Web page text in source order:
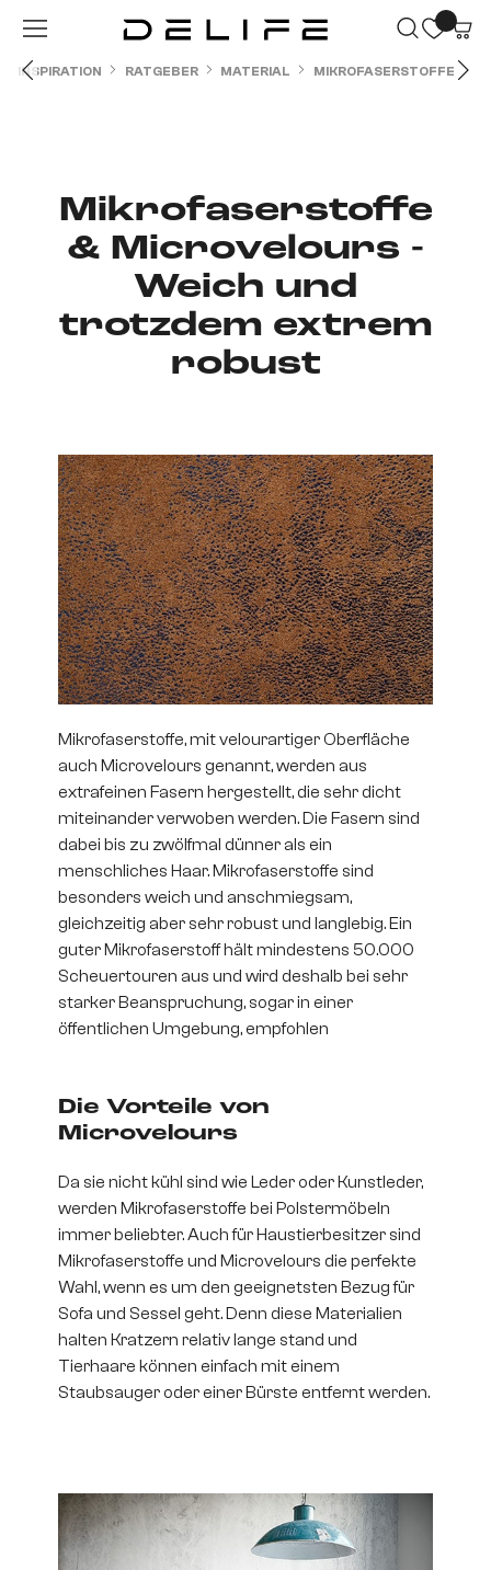
Zum Hauptinhalt springen
INSPIRATION RATGEBER MATERIAL MIKROFASERSTOFFE
Mikrofaserstoffe
& Microvelours -
Weich und
trotzdem extrem
robust
Mikrofaserstoffe, mit velourartiger Oberfläche
auch Microvelours genannt, werden aus
extrafeinen Fasern hergestellt, die sehr dicht
miteinander verwoben werden. Die Fasern sind
dabei bis zu zwölfmal dünner als ein
menschliches Haar. Mikrofaserstoffe sind
besonders weich und anschmiegsam,
gleichzeitig aber sehr robust und langlebig. Ein
guter Mikrofaserstoff hält mindestens 50.000
Scheuertouren aus und wird deshalb bei sehr
starker Beanspruchung, sogar in einer
öffentlichen Umgebung, empfohlen
Die Vorteile von
Microvelours
Da sie nicht kühl sind wie Leder oder Kunstleder,
werden Mikrofaserstoffe bei Polstermöbeln
immer beliebter. Auch für Haustierbesitzer sind
Mikrofaserstoffe und Microvelours die perfekte
Wahl, wenn es um den geeignetsten Bezug für
Sofa und Sessel geht. Denn diese Materialien
halten Kratzern relativ lange stand und
Tierhaare können einfach mit einem
Staubsauger oder einer Bürste entfernt werden.